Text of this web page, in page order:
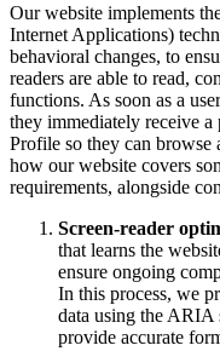
Our website implements
Internet Applications)
behavioral changes, to
readers are able to read,
functions. As soon as a
they immediately receive a
Profile so they can browse
how our website covers
requirements, alongside
Screen-reader
that learns the
ensure ongoing
In this process, we
data using the ARIA
provide accurate